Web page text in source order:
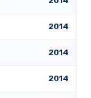
2014
2014
2014